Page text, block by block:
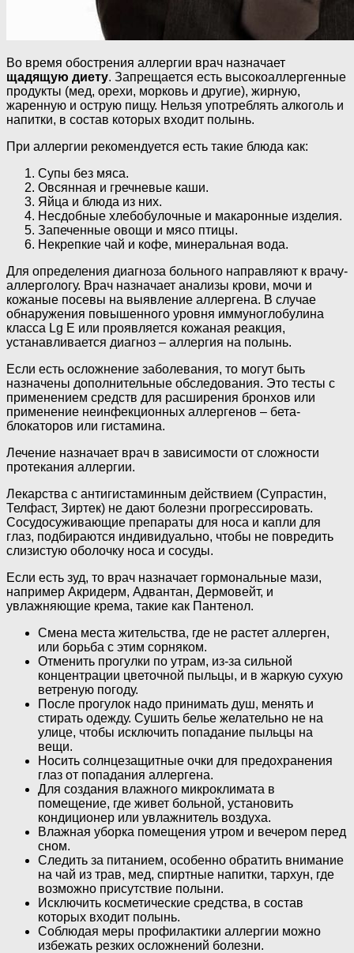
Во время обострения аллергии врач назначает
щадящую диету. Запрещается есть высокоаллергенные
продукты (мед, орехи, морковь и другие), жирную,
жаренную и острую пищу. Нельзя употреблять алкоголь и
напитки, в состав которых входит полынь.
При аллергии рекомендуется есть такие блюда как:
Супы без мяса.
Овсянная и гречневые каши.
Яйца и блюда из них.
Несдобные хлебобулочные и макаронные изделия.
Запеченные овощи и мясо птицы.
Некрепкие чай и кофе, минеральная вода.
Для определения диагноза больного направляют к врачу-
аллергологу. Врач назначает анализы крови, мочи и
кожаные посевы на выявление аллергена. В случае
обнаружения повышенного уровня иммуноглобулина
класса Lg E или проявляется кожаная реакция,
устанавливается диагноз – аллергия на полынь.
Если есть осложнение заболевания, то могут быть
назначены дополнительные обследования. Это тесты с
применением средств для расширения бронхов или
применение неинфекционных аллергенов – бета-
блокаторов или гистамина.
Лечение назначает врач в зависимости от сложности
протекания аллергии.
Лекарства с антигистаминным действием (Супрастин,
Телфаст, Зиртек) не дают болезни прогрессировать.
Сосудосуживающие препараты для носа и капли для
глаз, подбираются индивидуально, чтобы не повредить
слизистую оболочку носа и сосуды.
Если есть зуд, то врач назначает гормональные мази,
например Акридерм, Адвантан, Дермовейт, и
увлажняющие крема, такие как Пантенол.
Смена места жительства, где не растет аллерген,
или борьба с этим сорняком.
Отменить прогулки по утрам, из-за сильной
концентрации цветочной пыльцы, и в жаркую сухую
ветреную погоду.
После прогулок надо принимать душ, менять и
стирать одежду. Сушить белье желательно не на
улице, чтобы исключить попадание пыльцы на
вещи.
Носить солнцезащитные очки для предохранения
глаз от попадания аллергена.
Для создания влажного микроклимата в
помещение, где живет больной, установить
кондиционер или увлажнитель воздуха.
Влажная уборка помещения утром и вечером перед
сном.
Следить за питанием, особенно обратить внимание
на чай из трав, мед, спиртные напитки, тархун, где
возможно присутствие полыни.
Исключить косметические средства, в состав
которых входит полынь.
Соблюдая меры профилактики аллергии можно
избежать резких осложнений болезни.